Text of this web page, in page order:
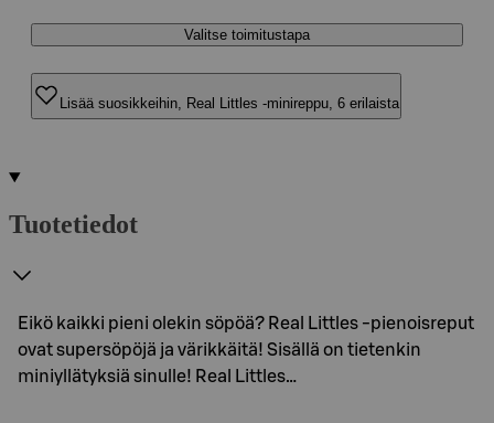
Valitse toimitustapa
Lisää suosikkeihin, Real Littles -minireppu, 6 erilaista
Tuotetiedot
Eikö kaikki pieni olekin söpöä? Real Littles -pienoisreput
ovat supersöpöjä ja värikkäitä! Sisällä on tietenkin
miniyllätyksiä sinulle! Real Littles…